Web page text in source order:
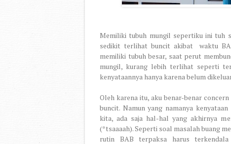
Memiliki tubuh mungil sepertiku ini tuh
sedikit terlihat buncit akibat
waktu
memiliki tubuh besar, saat perut
mungil, kurang lebih terlihat seperti
kenyataannya hanya karena belum
Oleh karena itu, aku benar-benar
buncit. Namun yang namanya
kita, ada saja hal-hal yang akhirnya
(*tsaaaah). Seperti soal masalah buang
rutin BAB terpaksa harus